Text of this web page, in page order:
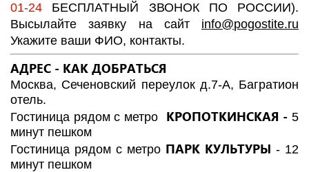
01-24
БЕСПЛАТНЫЙ ЗВОНОК ПО РОССИИ).
Высылайте заявку на сайт info@pogostite.ru
Укажите ваши ФИО, контакты.
АДРЕС - КАК ДОБРАТЬСЯ
Москва, Сеченовский переулок д.7-А, Багратион
отель.
Гостиница рядом с метро КРОПОТКИНСКАЯ -5
минут пешком
Гостиница рядом с метро ПАРК КУЛЬТУРЫ - 12
минут пешком